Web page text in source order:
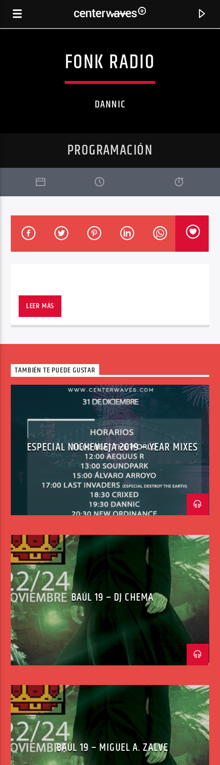
CANCIÓN ACTUAL
APOLLO 11
FONK RADIO
DANNIC
PROGRAMACIÓN
holandés Dannic.
LEER MÁS
TAMBIÉN TE PUEDE GUSTAR
ESPECIAL NOCHEVIEJA 2019 – YEAR MIXES
BAÚL 19 – DJ CHEMA
BAÚL 19 – MIGUEL A. ZALVE